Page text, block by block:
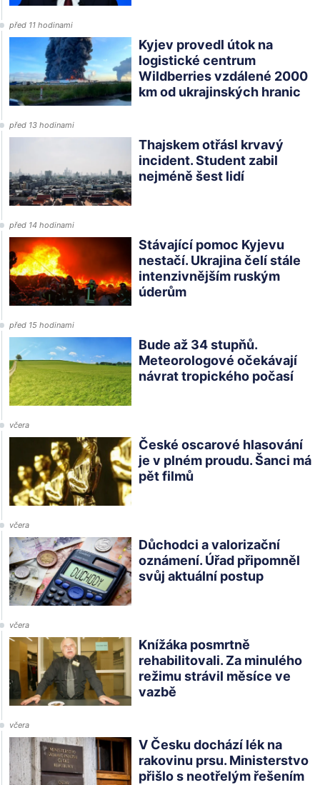
před 11 hodinami
Kyjev provedl útok na
logistické centrum
Wildberries vzdálené 2000
km od ukrajinských hranic
před 13 hodinami
Thajskem otřásl krvavý
incident. Student zabil
nejméně šest lidí
před 14 hodinami
Stávající pomoc Kyjevu
nestačí. Ukrajina čelí stále
intenzivnějším ruským
úderům
před 15 hodinami
Bude až 34 stupňů.
Meteorologové očekávají
návrat tropického počasí
včera
České oscarové hlasování
je v plném proudu. Šanci má
pět filmů
včera
Důchodci a valorizační
oznámení. Úřad připomněl
svůj aktuální postup
včera
Knížáka posmrtně
rehabilitovali. Za minulého
režimu strávil měsíce ve
vazbě
včera
V Česku dochází lék na
rakovinu prsu. Ministerstvo
přišlo s neotřelým řešením